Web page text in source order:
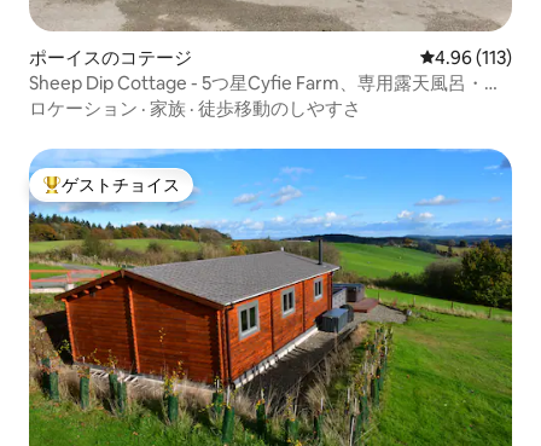
ポーイスのコテージ レビュー113
4.96 (113)
Sheep Dip Cottage - 5つ星Cyfie Farm、専用露天風呂・ジ
ャグジー
ロケーション · 家族 · 徒歩移動のしやすさ
大好評のゲストチョイスです。
ゲストチョイス